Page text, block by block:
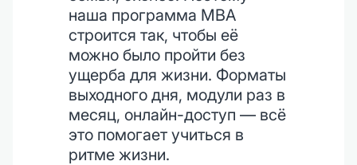
наша программа MBA
строится так, чтобы её
можно было пройти без
ущерба для жизни. Форматы
выходного дня, модули раз в
месяц, онлайн-доступ — всё
это помогает учиться в
ритме жизни.